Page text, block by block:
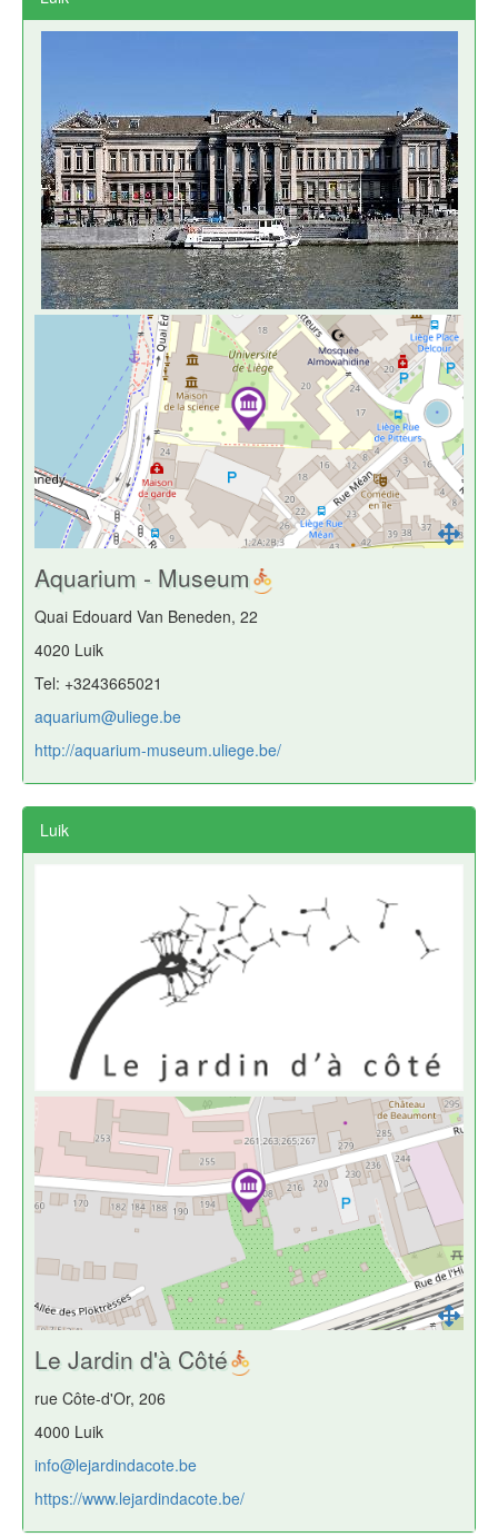
Aquarium - Museum
Quai Edouard Van Beneden, 22
4020 Luik
Tel: +3243665021
aquarium@uliege.be
http://aquarium-museum.uliege.be/
Luik
Le Jardin d'à Côté
rue Côte-d'Or, 206
4000 Luik
info@lejardindacote.be
https://www.lejardindacote.be/